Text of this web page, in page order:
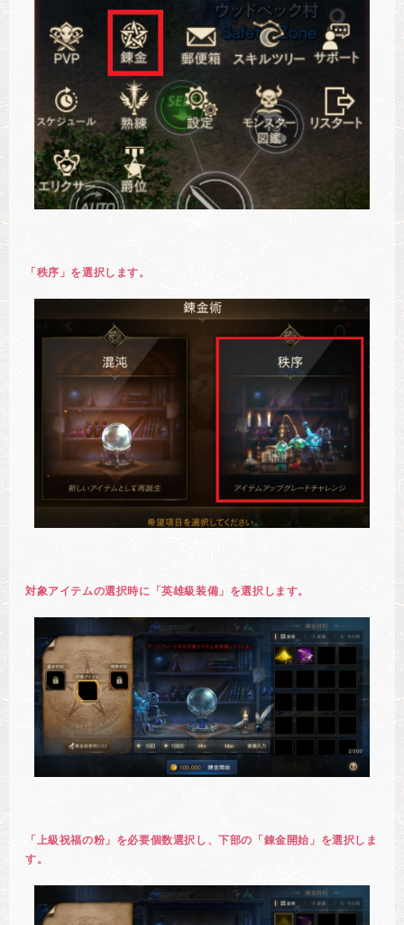
「秩序」を選択します。
対象アイテムの選択時に「英雄級装備」を選択します。
「上級祝福の粉」を必要個数選択し、下部の「錬金開始」を選択しま
す。